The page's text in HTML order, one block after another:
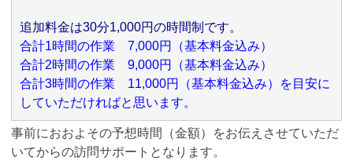
追加料金は30分1,000円の時間制です。
合計1時間の作業 7,000円（基本料金込み）
合計2時間の作業 9,000円（基本料金込み）
合計3時間の作業 11,000円（基本料金込み）を目安に
していただければと思います。
事前におおよその予想時間（金額）をお伝えさせていただ
いてからの訪問サポートとなります。